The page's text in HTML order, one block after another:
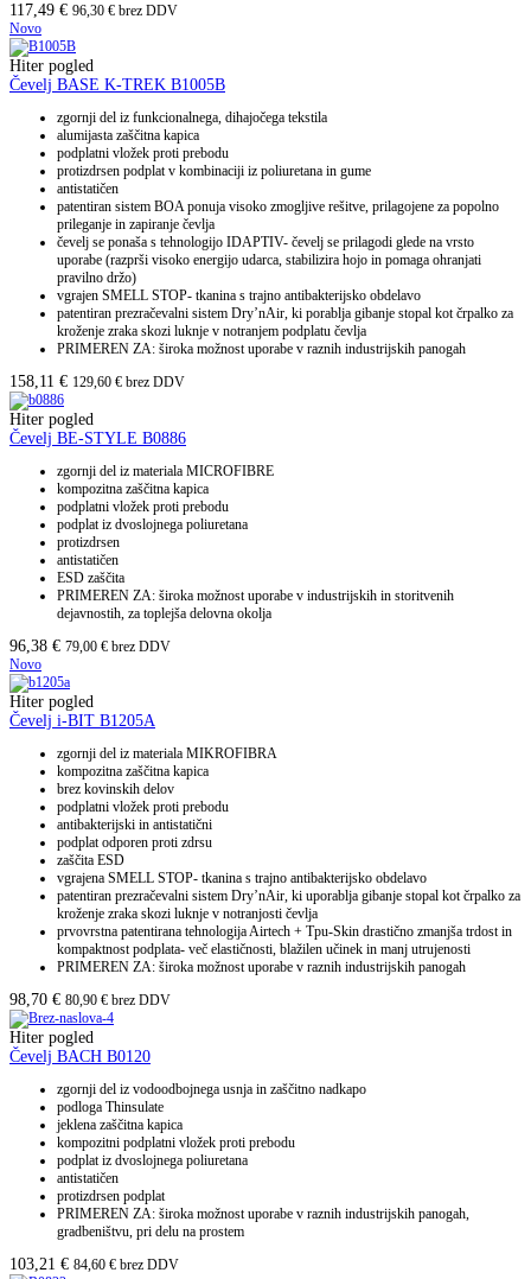
117,49 € 96,30 € brez DDV
Novo
Hiter pogled
Čevelj BASE K-TREK B1005B
zgornji del iz funkcionalnega, dihajočega tekstila
alumijasta zaščitna kapica
podplatni vložek proti prebodu
protizdrsen podplat v kombinaciji iz poliuretana in gume
antistatičen
patentiran sistem BOA ponuja visoko zmogljive rešitve, prilagojene za popolno
prileganje in zapiranje čevlja
čevelj se ponaša s tehnologijo IDAPTIV- čevelj se prilagodi glede na vrsto
uporabe (razprši visoko energijo udarca, stabilizira hojo in pomaga ohranjati
pravilno držo)
vgrajen SMELL STOP- tkanina s trajno antibakterijsko obdelavo
patentiran prezračevalni sistem Dry’nAir, ki porablja gibanje stopal kot črpalko za
kroženje zraka skozi luknje v notranjem podplatu čevlja
PRIMEREN ZA: široka možnost uporabe v raznih industrijskih panogah
158,11 € 129,60 € brez DDV
Hiter pogled
Čevelj BE-STYLE B0886
zgornji del iz materiala MICROFIBRE
kompozitna zaščitna kapica
podplatni vložek proti prebodu
podplat iz dvoslojnega poliuretana
protizdrsen
antistatičen
ESD zaščita
PRIMEREN ZA: široka možnost uporabe v industrijskih in storitvenih
dejavnostih, za toplejša delovna okolja
96,38 € 79,00 € brez DDV
Novo
Hiter pogled
Čevelj i-BIT B1205A
zgornji del iz materiala MIKROFIBRA
kompozitna zaščitna kapica
brez kovinskih delov
podplatni vložek proti prebodu
antibakterijski in antistatični
podplat odporen proti zdrsu
zaščita ESD
vgrajena SMELL STOP- tkanina s trajno antibakterijsko obdelavo
patentiran prezračevalni sistem Dry’nAir, ki uporablja gibanje stopal kot črpalko za
kroženje zraka skozi luknje v notranjosti čevlja
prvovrstna patentirana tehnologija Airtech + Tpu-Skin drastično zmanjša trdost in
kompaktnost podplata- več elastičnosti, blažilen učinek in manj utrujenosti
PRIMEREN ZA: široka možnost uporabe v raznih industrijskih panogah
98,70 € 80,90 € brez DDV
Hiter pogled
Čevelj BACH B0120
zgornji del iz vodoodbojnega usnja in zaščitno nadkapo
podloga Thinsulate
jeklena zaščitna kapica
kompozitni podplatni vložek proti prebodu
podplat iz dvoslojnega poliuretana
antistatičen
protizdrsen podplat
PRIMEREN ZA: široka možnost uporabe v raznih industrijskih panogah,
gradbeništvu, pri delu na prostem
103,21 € 84,60 € brez DDV